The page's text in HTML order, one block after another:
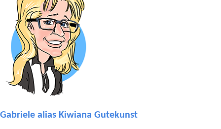
Gabriele alias Kiwiana Gutekunst